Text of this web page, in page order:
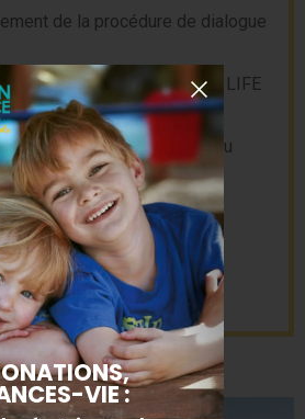
de la procédure de dialogue
du lauréat REALITES LIFE
: Signature du CPI / Dépôt du
du chantier de construction
Livraison de l’ÉcoVillage